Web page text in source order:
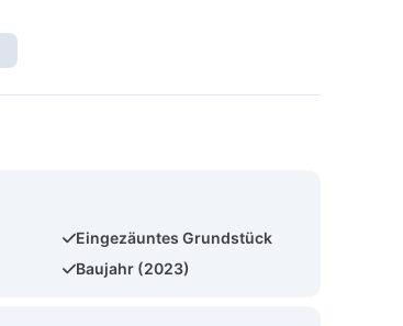
Eingezäuntes Grundstück
Baujahr (2023)